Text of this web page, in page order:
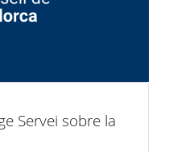
Servei sobre la